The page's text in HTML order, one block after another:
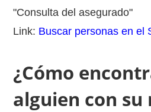
"Consulta del asegurado"
Link: Buscar personas en el
¿Cómo
alguien con su